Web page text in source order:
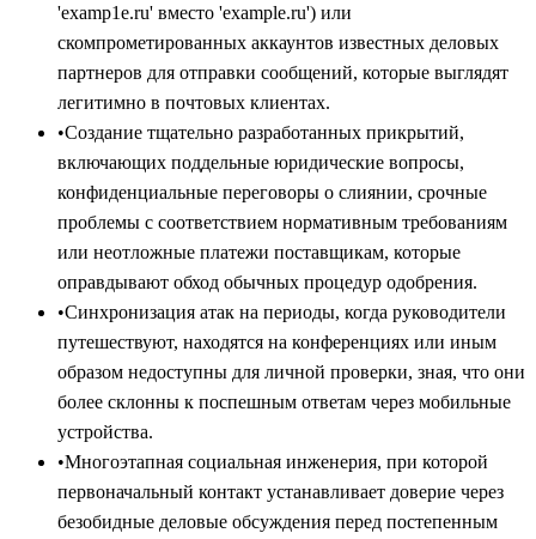
'examp1e.ru' вместо 'example.ru') или
скомпрометированных аккаунтов известных деловых
партнеров для отправки сообщений, которые выглядят
легитимно в почтовых клиентах.
•Создание тщательно разработанных прикрытий,
включающих поддельные юридические вопросы,
конфиденциальные переговоры о слиянии, срочные
проблемы с соответствием нормативным требованиям
или неотложные платежи поставщикам, которые
оправдывают обход обычных процедур одобрения.
•Синхронизация атак на периоды, когда руководители
путешествуют, находятся на конференциях или иным
образом недоступны для личной проверки, зная, что они
более склонны к поспешным ответам через мобильные
устройства.
•Многоэтапная социальная инженерия, при которой
первоначальный контакт устанавливает доверие через
безобидные деловые обсуждения перед постепенным